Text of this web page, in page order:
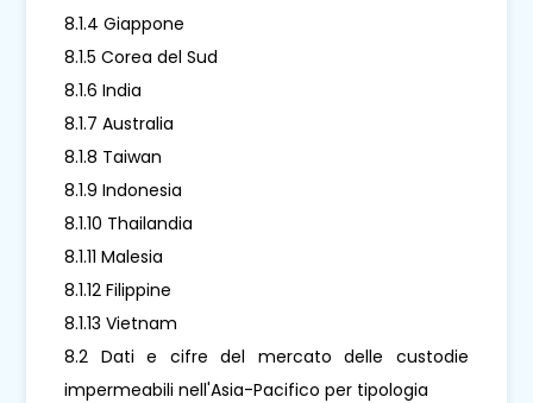
8.1.4 Giappone
8.1.5 Corea del Sud
8.1.6 India
8.1.7 Australia
8.1.8 Taiwan
8.1.9 Indonesia
8.1.10 Thailandia
8.1.11 Malesia
8.1.12 Filippine
8.1.13 Vietnam
8.2 Dati e cifre del mercato delle custodie
impermeabili nell'Asia-Pacifico per tipologia